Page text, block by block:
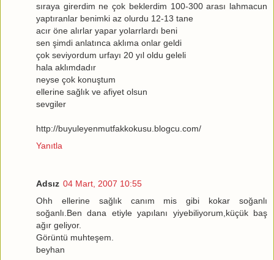
sıraya girerdim ne çok beklerdim 100-300 arası lahmacun
yaptıranlar benimki az olurdu 12-13 tane
acır öne alırlar yapar yolarrlardı beni
sen şimdi anlatınca aklıma onlar geldi
çok seviyordum urfayı 20 yıl oldu geleli
hala aklımdadır
neyse çok konuştum
ellerine sağlık ve afiyet olsun
sevgiler
http://buyuleyenmutfakkokusu.blogcu.com/
Yanıtla
Adsız 04 Mart, 2007 10:55
Ohh ellerine sağlık canım mis gibi kokar soğanlı
soğanlı.Ben dana etiyle yapılanı yiyebiliyorum,küçük baş
ağır geliyor.
Görüntü muhteşem.
beyhan